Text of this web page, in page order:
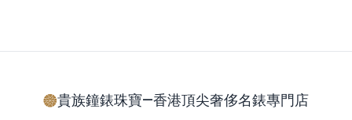
貴族鐘錶珠寶—香港頂尖奢侈名錶專門店